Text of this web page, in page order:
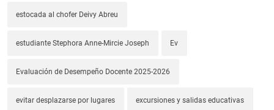
estocada al chofer Deivy Abreu
estudiante Stephora Anne-Mircie Joseph Ev
Evaluación de Desempeño Docente 2025-2026
evitar desplazarse por lugares excursiones y salidas educativas